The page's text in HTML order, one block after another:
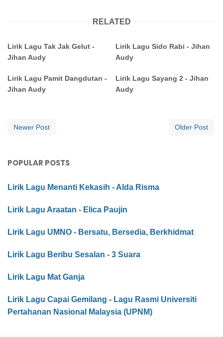
RELATED
Lirik Lagu Tak Jak Gelut -
Jihan Audy
Lirik Lagu Sido Rabi - Jihan
Audy
Lirik Lagu Pamit Dangdutan -
Jihan Audy
Lirik Lagu Sayang 2 - Jihan
Audy
Newer Post Older Post
POPULAR POSTS
Lirik Lagu Menanti Kekasih - Alda Risma
Lirik Lagu Araatan - Elica Paujin
Lirik Lagu UMNO - Bersatu, Bersedia, Berkhidmat
Lirik Lagu Beribu Sesalan - 3 Suara
Lirik Lagu Mat Ganja
Lirik Lagu Capai Gemilang - Lagu Rasmi Universiti
Pertahanan Nasional Malaysia (UPNM)